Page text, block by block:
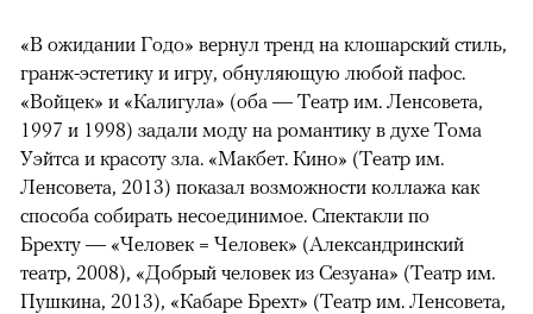
«В ожидании Годо» вернул тренд на клошарский стиль,
гранж-эстетику и игру, обнуляющую любой пафос.
«Войцек» и «Калигула» (оба — Театр им. Ленсовета,
1997 и 1998) задали моду на романтику в духе Тома
Уэйтса и красоту зла. «Макбет. Кино» (Театр им.
Ленсовета, 2013) показал возможности коллажа как
способа собирать несоединимое. Спектакли по
Брехту — «Человек = Человек» (Александринский
театр, 2008), «Добрый человек из Сезуана» (Театр им.
Пушкина, 2013), «Кабаре Брехт» (Театр им. Ленсовета,